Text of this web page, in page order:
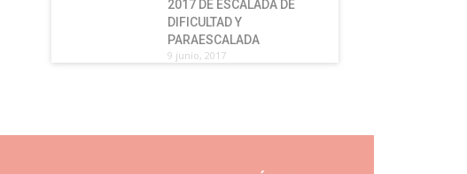
2017 DE ESCALADA DE
DIFICULTAD Y
PARAESCALADA
9 junio, 2017